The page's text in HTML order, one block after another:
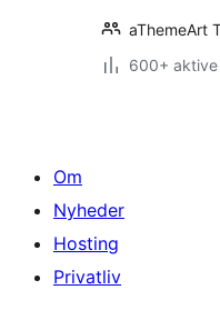
aThemeArt
600+
Om
Nyheder
Hosting
Privatliv